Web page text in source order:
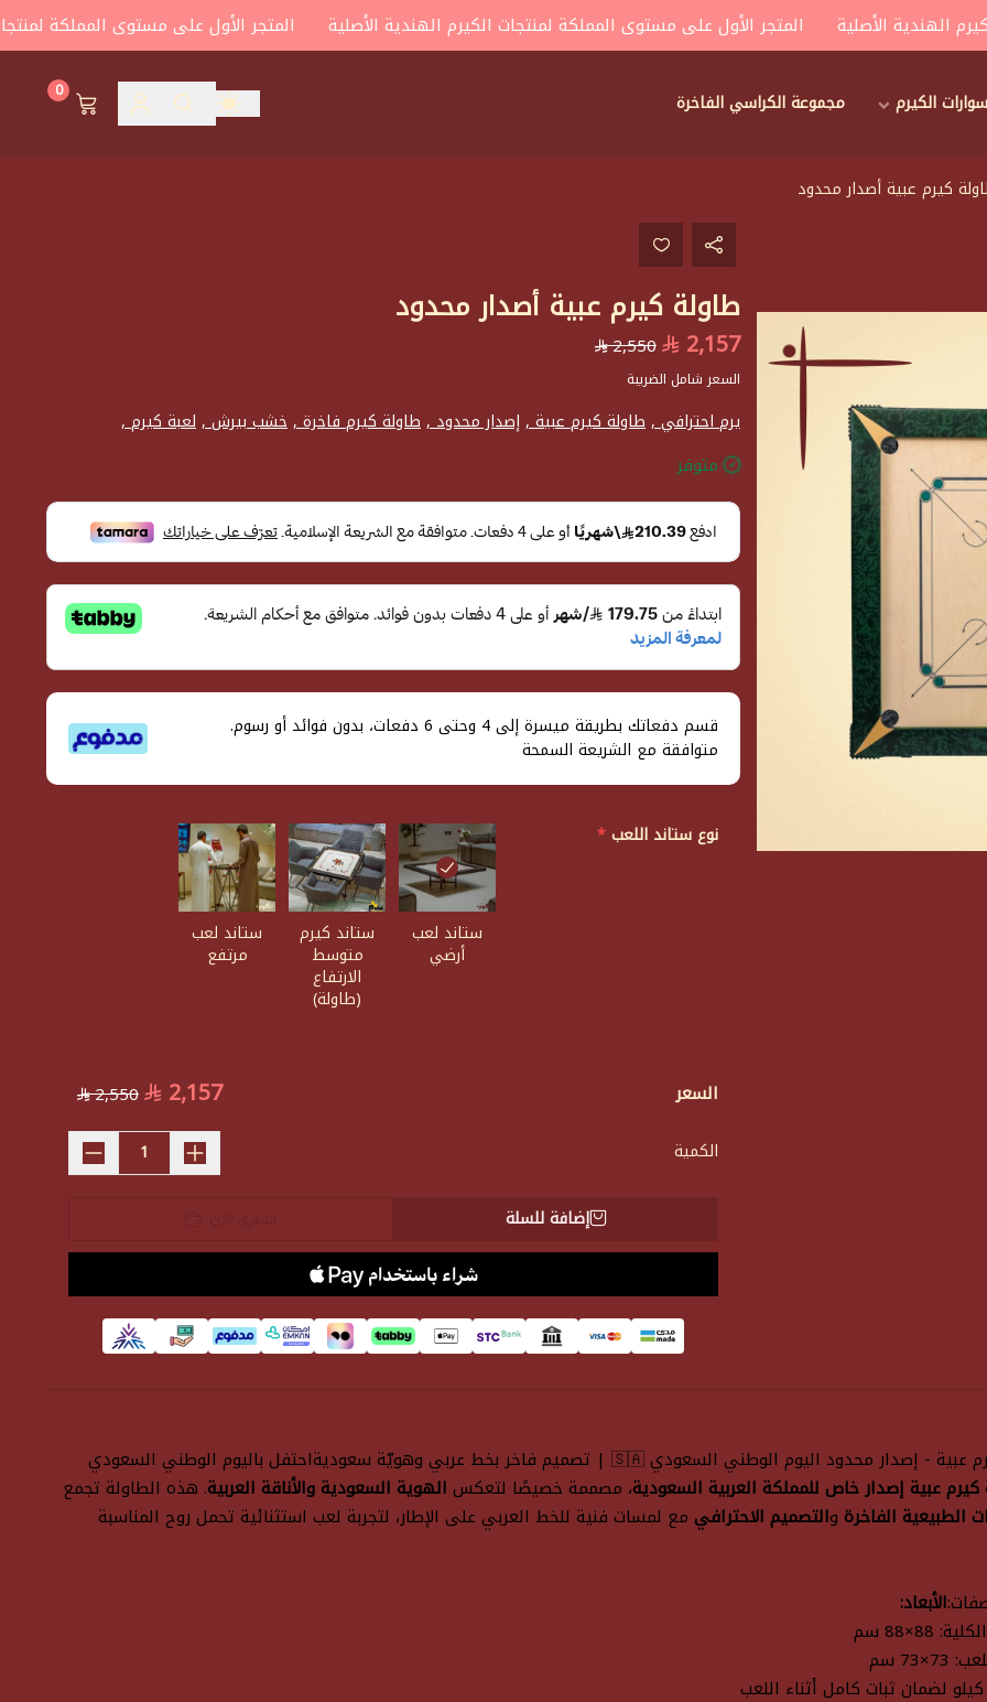
الأصلية المتجر الأول على مستوى المملكة لمنتجات الكيرم الهندية الأصلية المتجر الأول على مستوى المملكة لمنتجات
الكيرم مجموعة الكراسي الفاخرة 0
كيرم عبية أصدار محدود
طاولة كيرم عبية أصدار محدود
2,157
2,550
السعر شامل الضريبة
يرم احترافي ,طاولة كيرم عبية ,إصدار محدود ,طاولة كيرم فاخرة ,خشب بيرش ,لعبة كيرم ,
متوفر
قسم دفعاتك بطريقة ميسرة إلى 4 وحتى 6 دفعات، بدون فوائد أو رسوم.
متوافقة مع الشريعة السمحة
نوع ستاند اللعب*
ستاند لعب
أرضي
ستاند كيرم
متوسط
الارتفاع
(طاولة)
ستاند لعب
مرتفع
السعر 2,157
2,550
الكمية
إضافة للسلة
طاولة كيرم عبية - إصدار محدود اليوم الوطني السعودي 🇸🇦 | تصميم فاخر بخط عربي وهويّة سعوديةاحتفل باليوم الوطني السعودي
عبية إصدار خاص للمملكة العربية السعودية، مصممة خصيصًا لتعكس الهوية السعودية والأناقة العربية. هذه الطاولة تجمع
الطبيعية الفاخرة والتصميم الاحترافي مع لمسات فنية للخط العربي على الإطار، لتجربة لعب استثنائية تحمل روح المناسبة
الأبعاد:
88×88 سم
سم